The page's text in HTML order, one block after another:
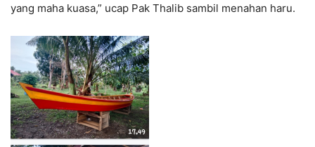
yang maha kuasa,” ucap Pak Thalib sambil menahan haru.